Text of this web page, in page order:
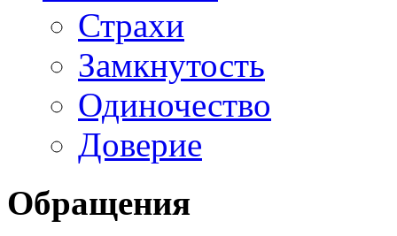
Страхи
Замкнутость
Одиночество
Доверие
Обращения